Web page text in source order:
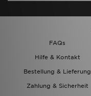
FAQs
Hilfe & Kontakt
Bestellung & Lieferung
Zahlung & Sicherheit